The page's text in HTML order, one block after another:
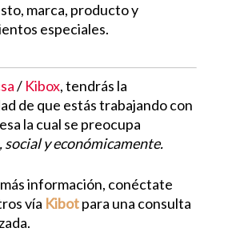
marca, producto y
especiales.
/ Kibox, tendrás la
de que estás trabajando con
la cual se preocupa
social y económicamente.
más información, conéctate
vía Kibotpara una consulta